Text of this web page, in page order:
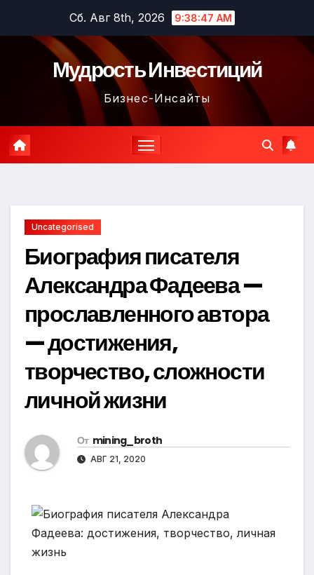
содержимому
Сб. Авг 8th, 2026 9:38:48 AM
Мудрость Инвестиций
Бизнес-Инсайты
Uncategorised
Биография писателя
Александра Фадеева —
прославленного автора
— достижения,
творчество, сложности
личной жизни
От mining_broth
АВГ 21, 2020